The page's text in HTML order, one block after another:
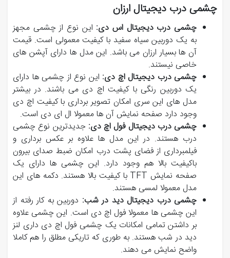
چشمی درب دیجیتال ارزان
چشمی درب دیجیتال اس دی: این نوع از چشمی مجهز
به یک دوربین سیاه سفید با کیفیت معمولی است. قیمت
آن ها بسیار ارزان می باشد. این مدل ها دارای آپشن های
خاصی نیستند.
چشمی درب دیجیتال اچ دی: این نوع از چشمی ها دارای
یک دوربین رنگی با کیفیت اچ دی می باشند. در بیشتر
مدل های این سری امکان تصویر برداری با کیفیت اچ دی
وجود دارد صفحه نمایش آن ها معمولا ال ای دی است.
چشمی درب دیجیتال فول اچ دی: جدیدترین نوع چشمی
درب هستند. در این مدل ها علاوه بر عکس برداری و
فیلمبرداری از فضای پشت درب امکان ضبط صدای بیرون
باکیفیت بالا هم وجود دارد. این چشمی ها دارای یک
صفحه نمایش TFT با کیفیت بالا هستند. دکمه های این
مدل معمولا لمسی هستند.
چشمی درب دیجیتال دید در شب: دوربین به کار رفته از
این چشمی ها معمولا فول اچ دی است. این چشمی علاوه
بر داشتن تمامی امکانات یک چشمی فول اچ دی داری لنز
دید در شب هستند. به طوری که تاریکی مطلق را هم کاملا
واضح نمایش می دهند.